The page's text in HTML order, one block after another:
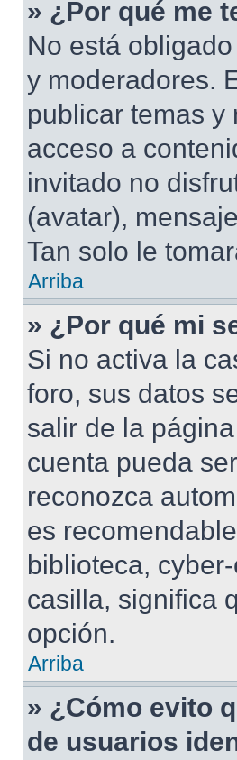
» ¿Por qué me
No está
y moderadores.
publicar temas y
acceso a
invitado no
(avatar),
Tan solo le
Arriba
» ¿Por qué mi
Si no activa la
foro, sus datos
salir de la
cuenta pueda
reconozca
es
biblioteca,
casilla, significa
opción.
Arriba
» ¿Cómo evito
de usuarios